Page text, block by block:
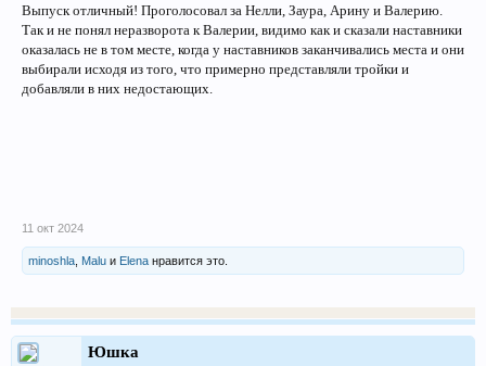
Выпуск отличный! Проголосовал за Нелли, Заура, Арину и Валерию.
Так и не понял неразворота к Валерии, видимо как и сказали наставники
оказалась не в том месте, когда у наставников заканчивались места и они
выбирали исходя из того, что примерно представляли тройки и
добавляли в них недостающих.
11 окт 2024
minoshla Malu и Elena нравится это.
Юшка